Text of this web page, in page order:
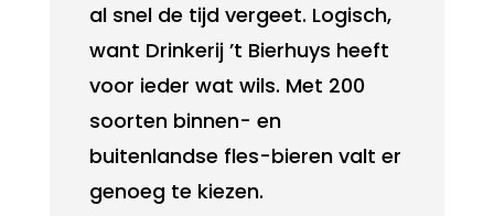
al snel de tijd vergeet. Logisch,
want Drinkerij ’t Bierhuys heeft
voor ieder wat wils. Met 200
soorten binnen- en
buitenlandse fles-bieren valt er
genoeg te kiezen.